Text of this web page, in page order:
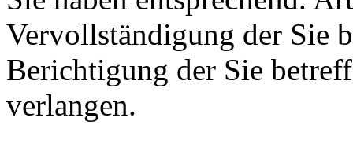
Vervollständigung der Sie
Berichtigung der Sie
verlangen.